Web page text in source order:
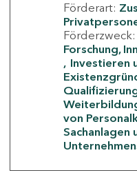
Förderart:
Förderzweck:
Forschung,
Investieren
von
Sachanlagen